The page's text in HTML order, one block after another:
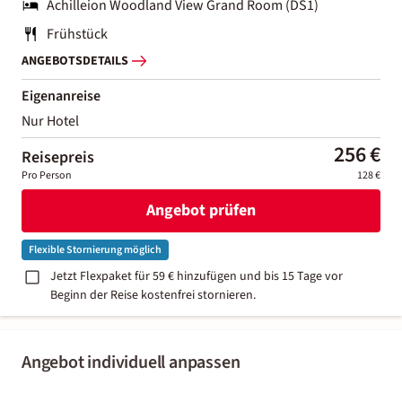
Angebot individuell anpassen
Achilleion Woodland View Grand Room (DS1)
Frühstück
ANGEBOTSDETAILS
Eigenanreise
Nur Hotel
Reisepreis 256 €
Pro Person 128 €
Angebot prüfen
Flexible Stornierung möglich
Jetzt Flexpaket für 59 € hinzufügen und bis 15 Tage vor
Beginn der Reise kostenfrei stornieren.